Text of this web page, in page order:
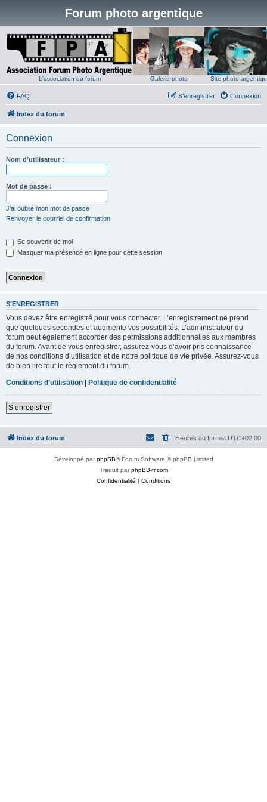
Forum photo argentique
L'association du forum Galerie photo Site photo
FAQ Connexion
S’enregistrer
Index du forum
Connexion
Nom d’utilisateur :
Mot de passe :
J’ai oublié mon mot de passe
Renvoyer le courriel de confirmation
Se souvenir de moi
Masquer ma présence en ligne pour cette session
S’ENREGISTRER
Vous devez être enregistré pour vous connecter. L’enregistrement ne prend
que quelques secondes et augmente vos possibilités. L’administrateur du
forum peut également accorder des permissions additionnelles aux membres
du forum. Avant de vous enregistrer, assurez-vous d’avoir pris connaissance
de nos conditions d’utilisation et de notre politique de vie privée. Assurez-vous
de bien lire tout le règlement du forum.
Conditions d’utilisation | Politique de confidentialité
S’enregistrer
Index du forum Heures au format UTC+02:00
Développé parphpBB® Forum Software © phpBB Limited
Traduit parphpBB-fr.com
Confidentialité | Conditions